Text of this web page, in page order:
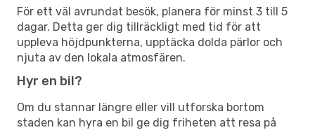
För ett väl avrundat besök, planera för minst 3 till 5
dagar. Detta ger dig tillräckligt med tid för att
uppleva höjdpunkterna, upptäcka dolda pärlor och
njuta av den lokala atmosfären.
Hyr en bil?
Om du stannar längre eller vill utforska bortom
staden kan hyra en bil ge dig friheten att resa på